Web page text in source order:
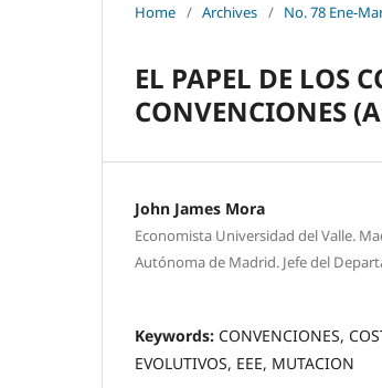
Home / Archives / No. 78 Ene-
EL PAPEL DE LOS
CONVENCIONES
John James Mora
Economista Universidad del Valle.
Autónoma de Madrid. Jefe del
Keywords: CONVENCIONES,
EVOLUTIVOS, EEE, MUTACION